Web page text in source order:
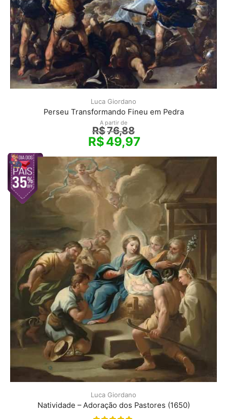
Luca Giordano
Perseu Transformando Fineu em Pedra
A partir de
R$76,88
R$49,97
Luca Giordano
Natividade – Adoração dos Pastores (1650)